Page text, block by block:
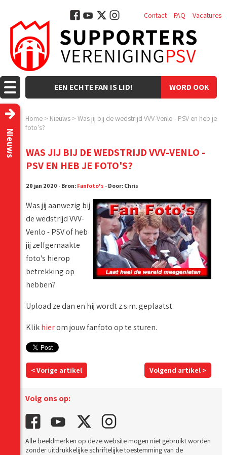
WORD OOK
EEN ECHTE FAN IS LID!
Contact FAQ Vacatures
Home > Nieuws > Was jij bij de wedstrijd VVV-Venlo - PSV en heb je
foto's?
Nieuws
WAS JIJ BIJ DE WEDSTRIJD VVV-VENLO -
PSV EN HEB JE FOTO'S?
20 jan 2020 - Bron: Fanfoto's - Door: Chris
Was jij aanwezig bij
de wedstrijd VVV-
Venlo - PSV of heb
jij zelfgemaakte
foto's hierop
betrekking op
hebben?
Upload ze dan en hij wordt z.s.m. geplaatst.
Klikhierom jouw fanfoto op te sturen.
< Vorige artikel Volgend artikel >
Volg ons op:
Alle beeldmerken op deze website mogen niet gebruikt worden
zonder uitdrukkelijke schriftelijke toestemming van de